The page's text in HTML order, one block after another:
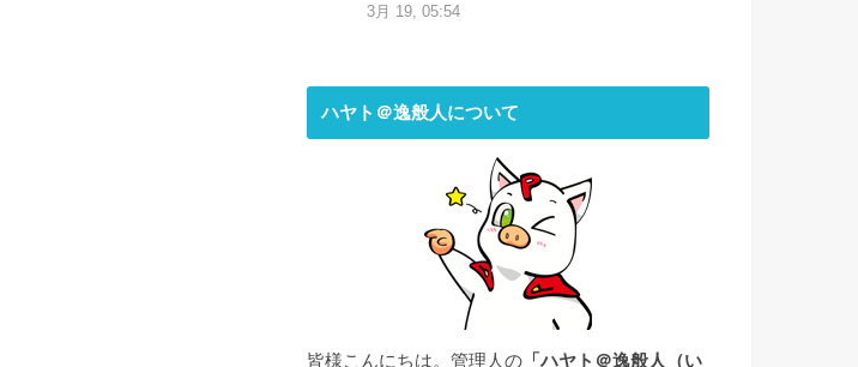
3月 19, 05:54
ハヤト＠逸般人について
皆様こんにちは。管理人の 「ハヤト＠逸般人（い